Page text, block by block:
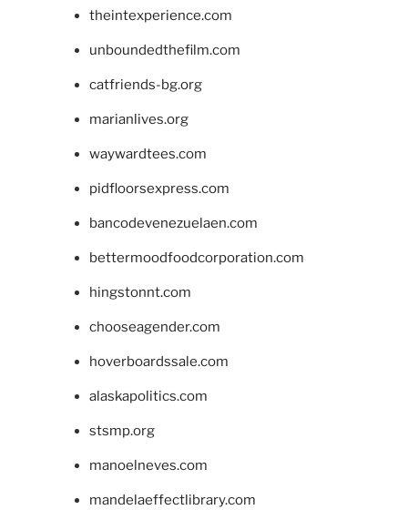
theintexperience.com
unboundedthefilm.com
catfriends-bg.org
marianlives.org
waywardtees.com
pidfloorsexpress.com
bancodevenezuelaen.com
bettermoodfoodcorporation.com
hingstonnt.com
chooseagender.com
hoverboardssale.com
alaskapolitics.com
stsmp.org
manoelneves.com
mandelaeffectlibrary.com